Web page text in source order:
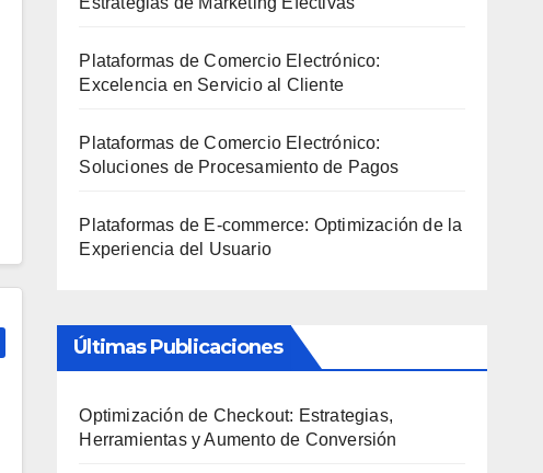
Plataformas de Comercio Electrónico:
Excelencia en Servicio al Cliente
Plataformas de Comercio Electrónico:
Soluciones de Procesamiento de Pagos
Plataformas de E-commerce: Optimización de la
Experiencia del Usuario
Últimas Publicaciones
Optimización de Checkout: Estrategias,
Herramientas y Aumento de Conversión